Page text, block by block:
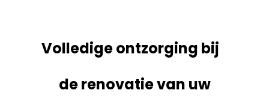
Volledige ontzorging bij
de renovatie van uw